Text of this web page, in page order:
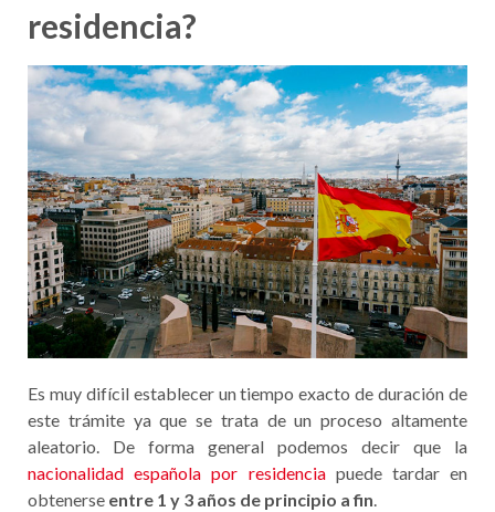
residencia?
Es muy difícil establecer un tiempo exacto de duración de
este trámite ya que se trata de un proceso altamente
aleatorio. De forma general podemos decir que la
nacionalidad española por residenciapuede tardar en
obtenerse entre 1 y 3 años de principio a fin.